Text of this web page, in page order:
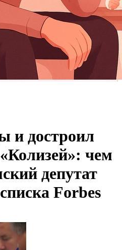
и достроил
чем
депутат
Forbes